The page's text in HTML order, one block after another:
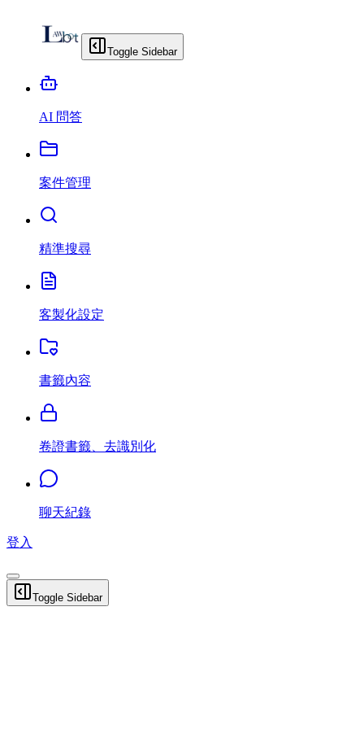
Toggle Sidebar
AI 問答
案件管理
精準搜尋
客製化設定
書籤內容
卷證書籤、去識別化
聊天紀錄
登入
Toggle Sidebar